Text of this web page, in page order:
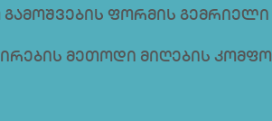
ფორმის გემრიელი
მეთოდი მიღების